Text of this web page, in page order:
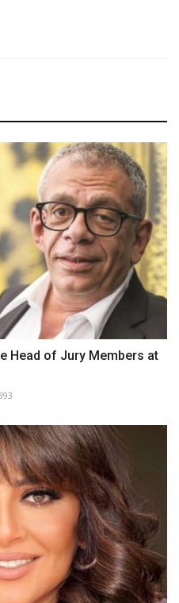
Head of Jury Members at